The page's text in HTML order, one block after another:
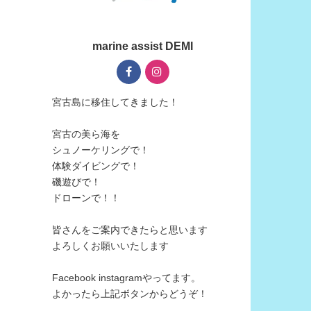
marine assist DEMI
宮古島に移住してきました！
宮古の美ら海を
シュノーケリングで！
体験ダイビングで！
磯遊びで！
ドローンで！！
皆さんをご案内できたらと思います
よろしくお願いいたします
Facebook instagramやってます。
よかったら上記ボタンからどうぞ！